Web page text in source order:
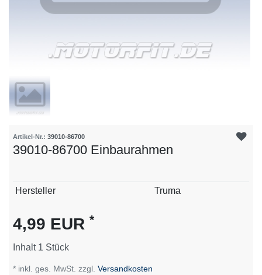
Artikel-Nr.: 39010-86700
39010-86700 Einbaurahmen
Technisches
Wert
Hersteller Truma
4,99 EUR *
Inhalt 1 Stück
* inkl. ges. MwSt. zzgl. Versandkosten